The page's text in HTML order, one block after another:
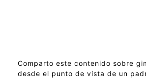
Comparto este contenido sobre
desde el punto de vista de un